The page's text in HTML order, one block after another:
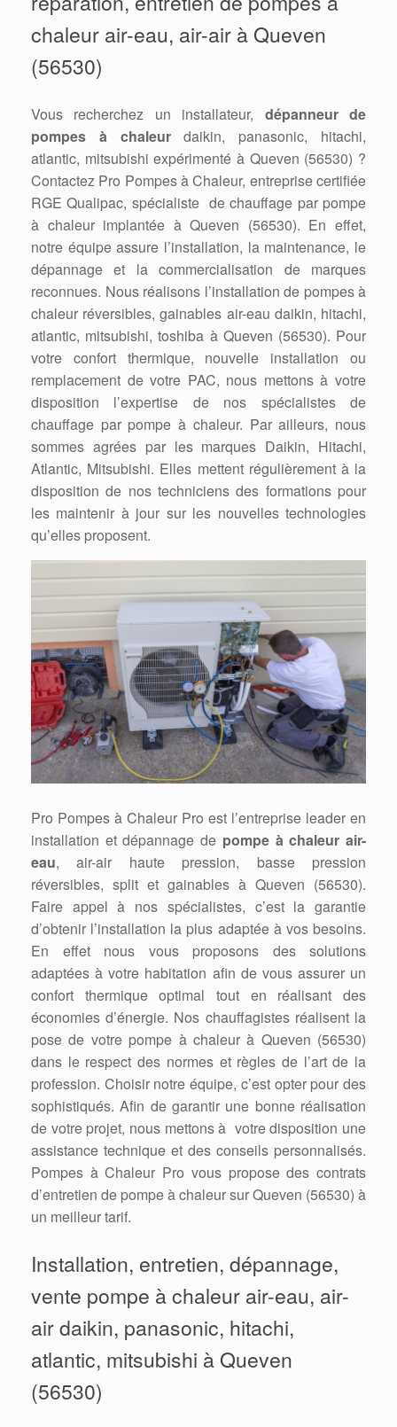
chaleur air-eau, air-air à Queven
(56530)
Vous recherchez un installateur, dépanneur de
pompes à chaleurdaikin, panasonic, hitachi,
atlantic, mitsubishi expérimenté à Queven (56530) ?
Contactez Pro Pompes à Chaleur, entreprise certifiée
RGE Qualipac, spécialiste de chauffage par pompe
à chaleur implantée à Queven (56530). En effet,
notre équipe assure l’installation, la maintenance, le
dépannage et la commercialisation de marques
reconnues. Nous réalisons l’installation de pompes à
chaleur réversibles, gainables air-eau daikin, hitachi,
atlantic, mitsubishi, toshiba à Queven (56530). Pour
votre confort thermique, nouvelle installation ou
remplacement de votre PAC, nous mettons à votre
disposition l’expertise de nos spécialistes de
chauffage par pompe à chaleur. Par ailleurs, nous
sommes agrées par les marques Daikin, Hitachi,
Atlantic, Mitsubishi. Elles mettent régulièrement à la
disposition de nos techniciens des formations pour
les maintenir à jour sur les nouvelles technologies
qu’elles proposent.
Pro Pompes à Chaleur Pro est l’entreprise leader en
installation et dépannage de pompe à chaleur air-
eau, air-air haute pression, basse pression
réversibles, split et gainables à Queven (56530).
Faire appel à nos spécialistes, c’est la garantie
d’obtenir l’installation la plus adaptée à vos besoins.
En effet nous vous proposons des solutions
adaptées à votre habitation afin de vous assurer un
confort thermique optimal tout en réalisant des
économies d’énergie. Nos chauffagistes réalisent la
pose de votre pompe à chaleur à Queven (56530)
dans le respect des normes et règles de l’art de la
profession. Choisir notre équipe, c’est opter pour des
sophistiqués. Afin de garantir une bonne réalisation
de votre projet, nous mettons à votre disposition une
assistance technique et des conseils personnalisés.
Pompes à Chaleur Pro vous propose des contrats
d’entretien de pompe à chaleur sur Queven (56530) à
un meilleur tarif.
Installation, entretien, dépannage,
vente pompe à chaleur air-eau, air-
air daikin, panasonic, hitachi,
atlantic, mitsubishi à Queven
(56530)